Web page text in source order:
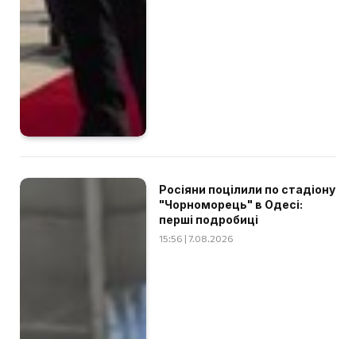
Росіяни поцілили по стадіону
"Чорноморець" в Одесі:
перші подробиці
15:56 | 7.08.2026